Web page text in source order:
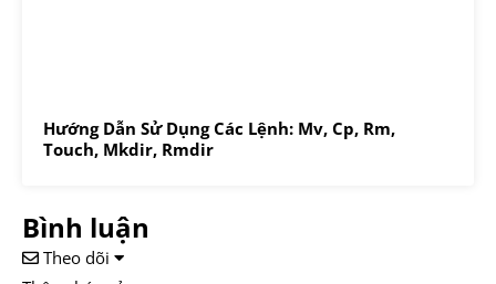
Hướng Dẫn Sử Dụng Các Lệnh: Mv, Cp, Rm,
Touch, Mkdir, Rmdir
Bình luận
Theo dõi